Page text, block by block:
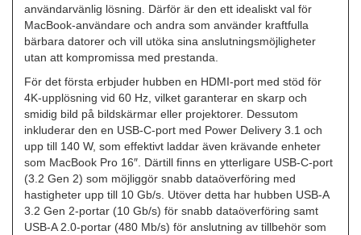
användarvänlig lösning. Därför är den ett idealiskt val för
MacBook-användare och andra som använder kraftfulla
bärbara datorer och vill utöka sina anslutningsmöjligheter
utan att kompromissa med prestanda.
För det första erbjuder hubben en HDMI-port med stöd för
4K-upplösning vid 60 Hz, vilket garanterar en skarp och
smidig bild på bildskärmar eller projektorer. Dessutom
inkluderar den en USB-C-port med Power Delivery 3.1 och
upp till 140 W, som effektivt laddar även krävande enheter
som MacBook Pro 16″. Därtill finns en ytterligare USB-C-port
(3.2 Gen 2) som möjliggör snabb dataöverföring med
hastigheter upp till 10 Gb/s. Utöver detta har hubben USB-A
3.2 Gen 2-portar (10 Gb/s) för snabb dataöverföring samt
USB-A 2.0-portar (480 Mb/s) för anslutning av tillbehör som